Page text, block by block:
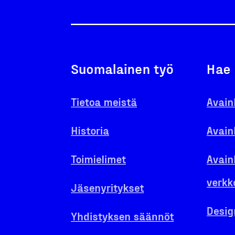
Suomalainen työ
Tietoa meistä
Historia
Toimielimet
Jäsenyritykset
Yhdistyksen säännöt